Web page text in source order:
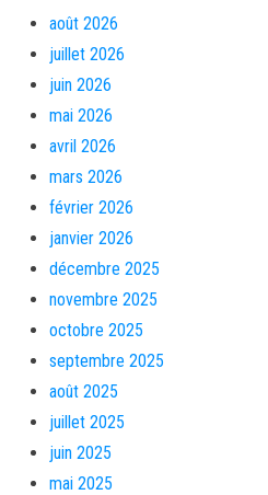
août 2026
juillet 2026
juin 2026
mai 2026
avril 2026
mars 2026
février 2026
janvier 2026
décembre 2025
novembre 2025
octobre 2025
septembre 2025
août 2025
juillet 2025
juin 2025
mai 2025